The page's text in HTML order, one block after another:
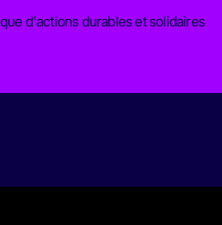
d'actions durables et solidaires